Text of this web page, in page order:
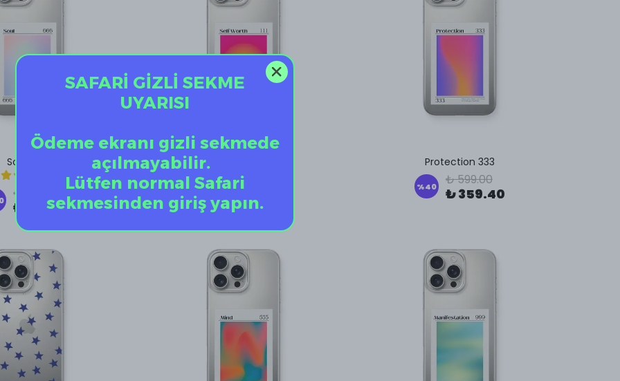
Soul 666
5.0
₺ 599.00
₺ 359.40
%40 ₺ 599.00
₺ 359.40
Protection 333
%40 ₺ 599.00
₺ 359.40
SAFARİ GİZLİ SEKME
UYARISI
Ödeme ekranı gizli sekmede
açılmayabilir.
Lütfen normal Safari
sekmesinden giriş yapın.